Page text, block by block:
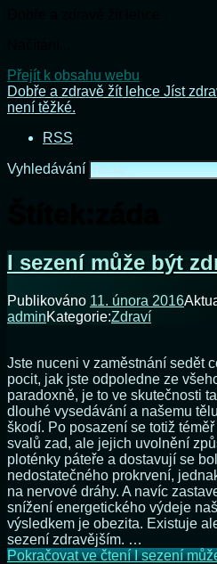
Přejít k obsahu webu
Dobře a zdravě žít lehce Jíst
není těžké.
RSS
Vyhledávání
I sezení může být
Publikováno 11. února 2016
adminKategorie:Zdraví
Jste nuceni v zaměstnání sedět
pocit, jak jste odpoledne ze
paradoxně, je to ve skutečnosti
dlouhé vysedávání a našemu
škodí. Po posazení se totiž
svalů zad, ale jejich uvolnění
ploténky páteře a dostavují se
nedostatečného prokrvení,
na nervové dráhy. A navíc
snížení energetického výdeje
výsledkem je obezita. Existuje
sezení zdravějším. …
Pokračovat ve čteníI sezení